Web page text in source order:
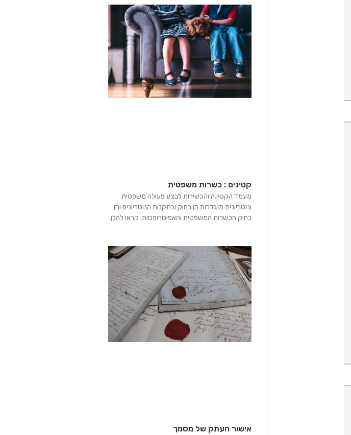
קטינים : כשרות משפטית
מעמד הקטין.ה והכשירות לבצע פעולה משפטית
ונוטריונית מוגדרות הן בחוק ובתקנות הנוטריונים והן
בחוק הכשרות המשפטית והאפוטרופסות. קראו להלן.
אישור העתק של מסמך